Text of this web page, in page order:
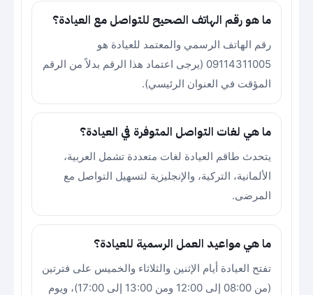
ما هو رقم الهاتف الصحيح للتواصل مع العيادة؟
رقم الهاتف الرسمي والمعتمد للعيادة هو
09114311005 (يرجى اعتماد هذا الرقم بدلاً من الرقم
المؤقت في العنوان الرئيسي).
ما هي لغات التواصل المتوفرة في العيادة؟
يتحدث طاقم العيادة لغات متعددة تشمل العربية،
الألمانية، التركية، والإنجليزية لتسهيل التواصل مع
المرضى.
ما هي مواعيد العمل الرسمية للعيادة؟
تفتح العيادة أيام الإثنين والثلاثاء والخميس على فترتين
(من 08:00 إلى 12:00 ومن 13:00 إلى 17:00)، ويوم